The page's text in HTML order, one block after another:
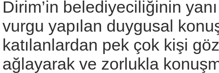
Dirim’in belediyeciliğinin
vurgu yapılan duygusal
katılanlardan pek çok kişi
ağlayarak ve zorlukla